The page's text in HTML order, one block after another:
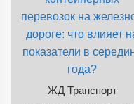
ЖД Транспорт